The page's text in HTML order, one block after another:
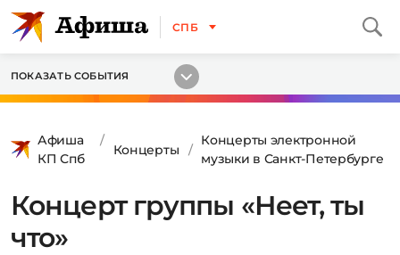
СПБ
ПОКАЗАТЬ СОБЫТИЯ
Афиша
КП Спб
Концерты
Концерты электронной
музыки в Санкт-Петербурге
Концерт группы «Неет, ты
что»